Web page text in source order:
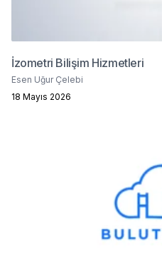
İzometri Bilişim Hizmetleri
Esen Uğur Çelebi
18 Mayıs 2026